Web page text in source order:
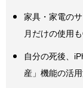
家具・家電の
月だけの使用
自分の死後、
産」機能の活